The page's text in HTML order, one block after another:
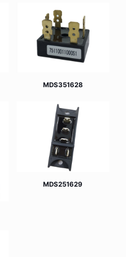
MDS351628
MDS251629